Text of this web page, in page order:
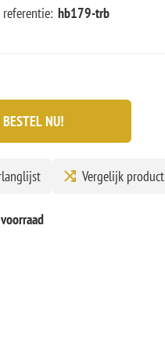
hb179-trb
BESTEL NU!
Vergelijk product